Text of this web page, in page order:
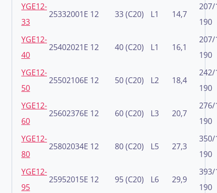
YGE12-
33
25332001E 12 33 (C20) L1 14,7
207/
190
YGE12-
40
25402021E 12 40 (C20) L1 16,1
207/
190
YGE12-
50
25502106E 12 50 (C20) L2 18,4
242/
190
YGE12-
60
25602376E 12 60 (C20) L3 20,7
276/
190
YGE12-
80
25802034E 12 80 (C20) L5 27,3
350/
190
YGE12-
95
25952015E 12 95 (C20) L6 29,9
393/
190